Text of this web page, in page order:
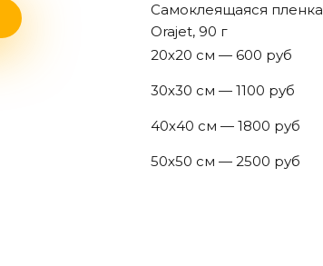
Самоклеящаяся пленка
Orajet, 90 г
20х20 см — 600 руб
30х30 см — 1100 руб
40х40 см — 1800 руб
50х50 см — 2500 руб